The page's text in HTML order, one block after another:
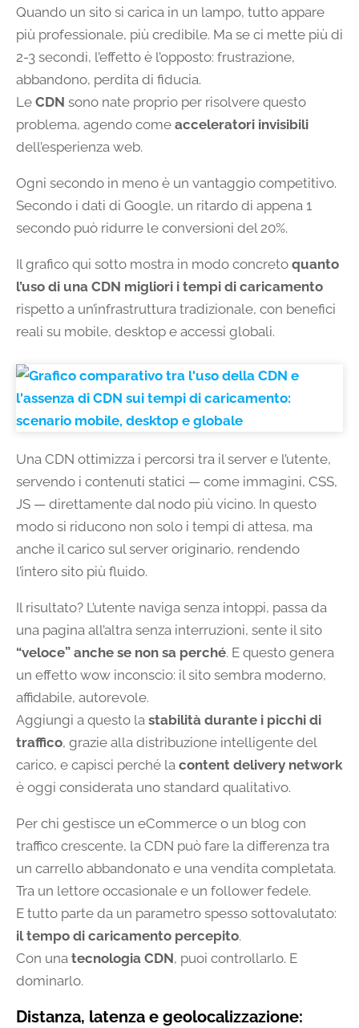
Quando un sito si carica in un lampo, tutto appare
più professionale, più credibile. Ma se ci mette più di
2-3 secondi, l’effetto è l’opposto: frustrazione,
abbandono, perdita di fiducia.
Le CDN sono nate proprio per risolvere questo
problema, agendo come acceleratori invisibili
dell’esperienza web.
Ogni secondo in meno è un vantaggio competitivo.
Secondo i dati di Google, un ritardo di appena 1
secondo può ridurre le conversioni del 20%.
Il grafico qui sotto mostra in modo concreto quanto
l’uso di una CDN migliori i tempi di caricamento
rispetto a un’infrastruttura tradizionale, con benefici
reali su mobile, desktop e accessi globali.
Una CDN ottimizza i percorsi tra il server e l’utente,
servendo i contenuti statici — come immagini, CSS,
JS — direttamente dal nodo più vicino. In questo
modo si riducono non solo i tempi di attesa, ma
anche il carico sul server originario, rendendo
l’intero sito più fluido.
Il risultato? L’utente naviga senza intoppi, passa da
una pagina all’altra senza interruzioni, sente il sito
“veloce” anche se non sa perché. E questo genera
un effetto wow inconscio: il sito sembra moderno,
affidabile, autorevole.
Aggiungi a questo la stabilità durante i picchi di
traffico, grazie alla distribuzione intelligente del
carico, e capisci perché la content delivery network
è oggi considerata uno standard qualitativo.
Per chi gestisce un eCommerce o un blog con
traffico crescente, la CDN può fare la differenza tra
un carrello abbandonato e una vendita completata.
Tra un lettore occasionale e un follower fedele.
E tutto parte da un parametro spesso sottovalutato:
il tempo di caricamento percepito.
Con una tecnologia CDN, puoi controllarlo. E
dominarlo.
Distanza, latenza e geolocalizzazione: